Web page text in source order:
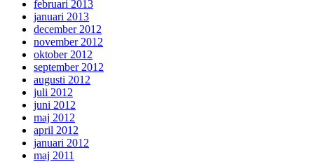
februari 2013
januari 2013
december 2012
november 2012
oktober 2012
september 2012
augusti 2012
juli 2012
juni 2012
maj 2012
april 2012
januari 2012
maj 2011